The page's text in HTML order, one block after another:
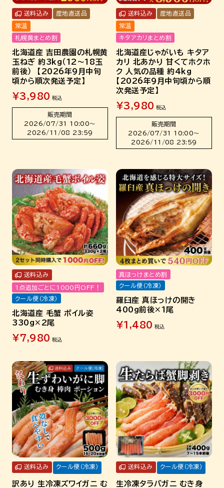
北海道産 吉田農園の札幌黄
玉ねぎ 約3kg（12～18玉
前後） 【2026年9月中旬
頃から順次発送予定】
送料込み 産地直送品
常温
札幌黄まとめ割
¥3,980 税込
販売期間
2026/07/31 10:00〜
2026/11/08 23:59
北海道産じゃがいも キタア
カリ 北あかり 甘くてホクホ
ク 人気の品種 約4kg
【2026年9月中旬頃から順
次発送予定】
送料込み 産地直送品
常温
キタアカリまとめ割
¥3,980 税込
販売期間
2026/07/31 10:00〜
2026/11/08 23:59
北海道産 毛蟹 ボイル姿
330g×2尾
送料込み
1点追加ごとに1000円OFF！
クール便（冷凍）
¥ 7,980 税込
羅臼産 真ほっけの開き
400g前後×1尾
真ほっけまとめ割
クール便（冷凍）
¥1,480 税込
訳あり 生冷凍ズワイガニ む
送料込み クール便（冷凍）
生冷凍タラバガニ むき身
送料込み クール便（冷凍）